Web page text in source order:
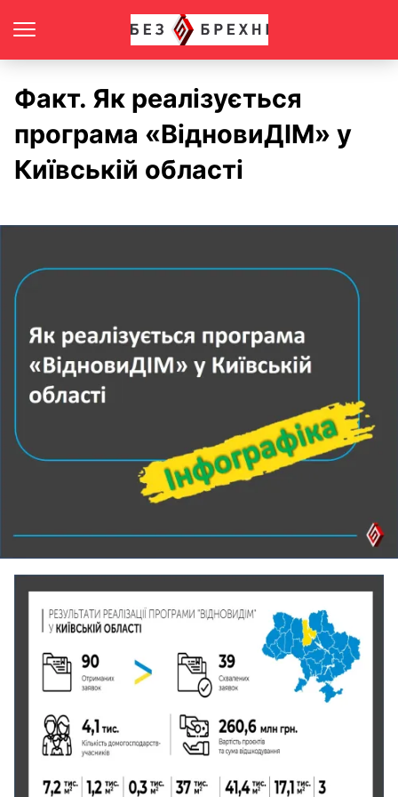
Факт. Як реалізується
програма «ВідновиДІМ» у
Київській області